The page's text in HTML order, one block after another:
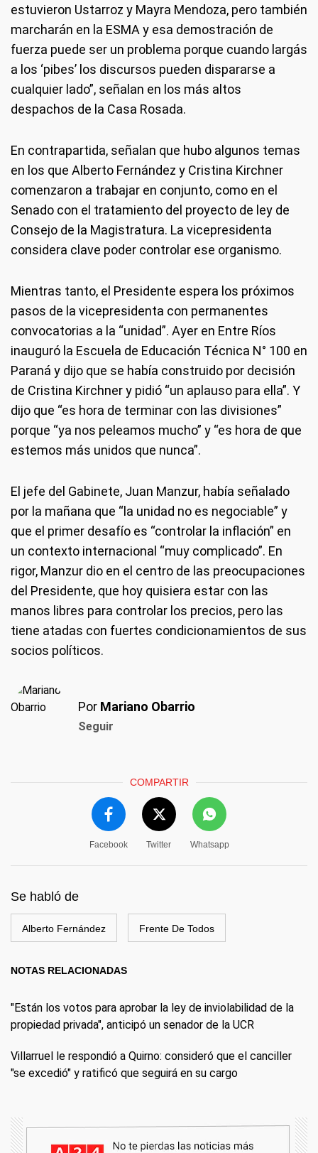
estuvieron Ustarroz y Mayra Mendoza, pero también
marcharán en la ESMA y esa demostración de
fuerza puede ser un problema porque cuando largás
a los ‘pibes’ los discursos pueden dispararse a
cualquier lado”, señalan en los más altos
despachos de la Casa Rosada.
En contrapartida, señalan que hubo algunos temas
en los que Alberto Fernández y Cristina Kirchner
comenzaron a trabajar en conjunto, como en el
Senado con el tratamiento del proyecto de ley de
Consejo de la Magistratura. La vicepresidenta
considera clave poder controlar ese organismo.
Mientras tanto, el Presidente espera los próximos
pasos de la vicepresidenta con permanentes
convocatorias a la “unidad”. Ayer en Entre Ríos
inauguró la Escuela de Educación Técnica N° 100 en
Paraná y dijo que se había construido por decisión
de Cristina Kirchner y pidió “un aplauso para ella”. Y
dijo que “es hora de terminar con las divisiones”
porque “ya nos peleamos mucho” y “es hora de que
estemos más unidos que nunca”.
El jefe del Gabinete, Juan Manzur, había señalado
por la mañana que “la unidad no es negociable” y
que el primer desafío es “controlar la inflación” en
un contexto internacional “muy complicado”. En
rigor, Manzur dio en el centro de las preocupaciones
del Presidente, que hoy quisiera estar con las
manos libres para controlar los precios, pero las
tiene atadas con fuertes condicionamientos de sus
socios políticos.
Por Mariano Obarrio
Seguir
COMPARTIR
Facebook Twitter Whatsapp
Se habló de
Alberto Fernández Frente De Todos
NOTAS RELACIONADAS
"Están los votos para aprobar la ley de inviolabilidad de la
propiedad privada", anticipó un senador de la UCR
Villarruel le respondió a Quirno: consideró que el canciller
"se excedió" y ratificó que seguirá en su cargo